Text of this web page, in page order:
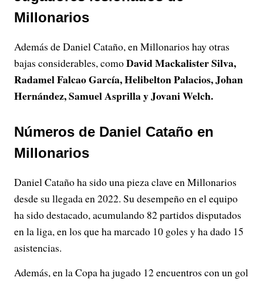
Millonarios
Además de Daniel Cataño, en Millonarios hay otras
bajas considerables, comoDavid Mackalister Silva,
Radamel Falcao García, Helibelton Palacios, Johan
Hernández, Samuel Asprilla y Jovani Welch.
Números de Daniel Cataño en
Millonarios
Daniel Cataño ha sido una pieza clave en Millonarios
desde su llegada en 2022. Su desempeño en el equipo
ha sido destacado, acumulando 82 partidos disputados
en la liga, en los que ha marcado 10 goles y ha dado 15
asistencias.
Además, en la Copa ha jugado 12 encuentros con un gol